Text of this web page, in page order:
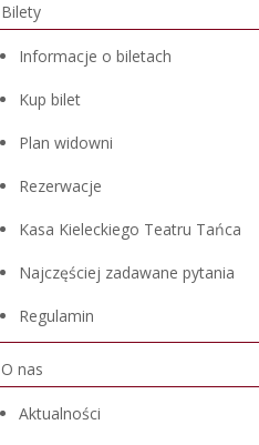
Bilety
Informacje o biletach
Kup bilet
Plan widowni
Rezerwacje
Kasa Kieleckiego Teatru Tańca
Najczęściej zadawane pytania
Regulamin
O nas
Aktualności